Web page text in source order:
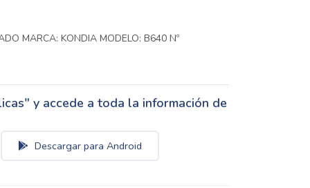
MARCA: KONDIA MODELO: B640 Nº
y accede a toda la información de
Descargar para Android